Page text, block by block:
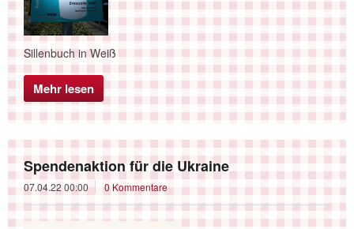
Sillenbuch in Weiß
Mehr lesen
Spendenaktion für die Ukraine
07.04.22 00:00 0 Kommentare